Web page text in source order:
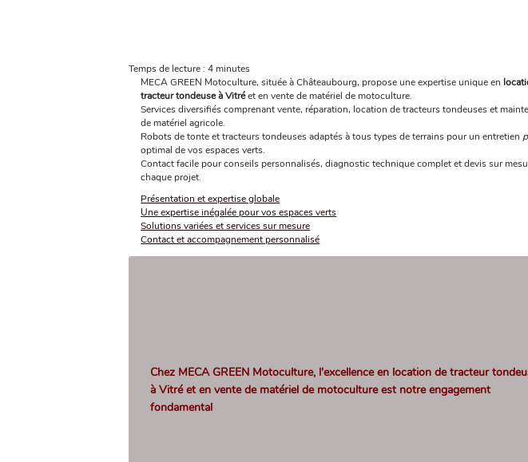
Temps de lecture : 4 minutes
MECA GREEN Motoculture, située à Châteaubourg, propose une expertise unique en
tracteur tondeuse à Vitréet en vente de matériel de motoculture.
Services diversifiés comprenant vente, réparation, location de tracteurs tondeuses et
de matériel agricole.
Robots de tonte et tracteurs tondeuses adaptés à tous types de terrains pour un entretien
optimal de vos espaces verts.
Contact facile pour conseils personnalisés, diagnostic technique complet et devis sur
chaque projet.
Présentation et expertise globale
Une expertise inégalée pour vos espaces verts
Solutions variées et services sur mesure
Contact et accompagnement personnalisé
Chez MECA GREEN Motoculture, l'excellence en location de tracteur
à Vitré et en vente de matériel de motoculture est notre engagement
fondamental